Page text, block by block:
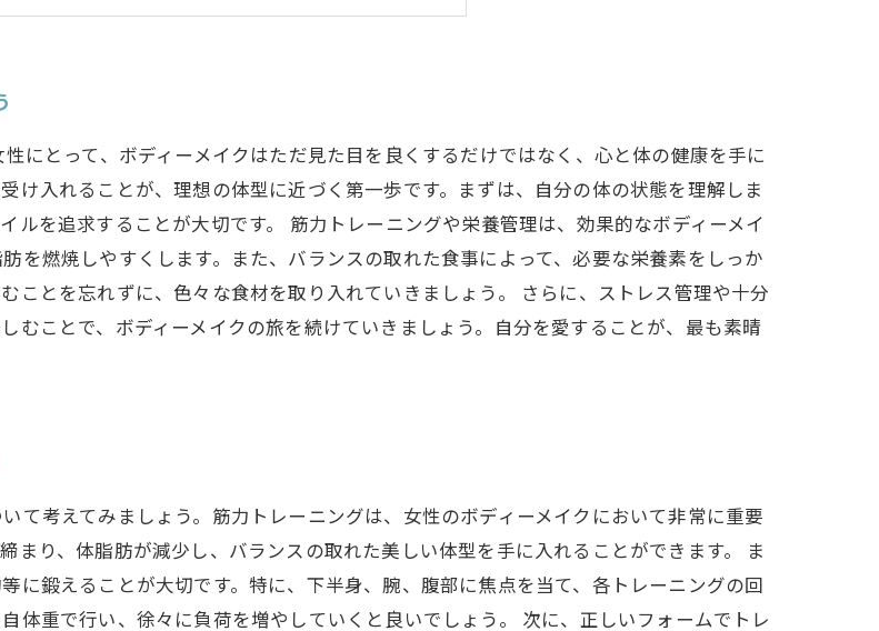
マインドセット：変化を楽しむコツ
進めるボディーメイク：新しい自分に出会う旅
にとって、ボディーメイクはただ見た目を良くするだけではなく、心と体の健康を手に
け入れることが、理想の体型に近づく第一歩です。まずは、自分の体の状態を理解しま
ルを追求することが大切です。 筋力トレーニングや栄養管理は、効果的なボディーメイ
を燃焼しやすくします。また、バランスの取れた食事によって、必要な栄養素をしっか
ことを忘れずに、色々な食材を取り入れていきましょう。 さらに、ストレス管理や十分
むことで、ボディーメイクの旅を続けていきましょう。自分を愛することが、最も素晴
て考えてみましょう。筋力トレーニングは、女性のボディーメイクにおいて非常に重要
まり、体脂肪が減少し、バランスの取れた美しい体型を手に入れることができます。 ま
に鍛えることが大切です。特に、下半身、腕、腹部に焦点を当て、各トレーニングの回
体重で行い、徐々に負荷を増やしていくと良いでしょう。 次に、正しいフォームでトレ